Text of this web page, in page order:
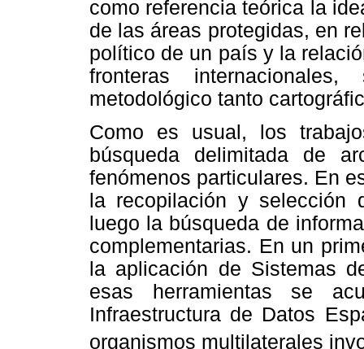
como referencia teórica la
de las áreas protegidas, en
político de un país y la
fronteras
metodológico tanto
Como es usual, los
búsqueda delimitada de
fenómenos particulares. En
la recopilación y selección
luego la búsqueda de
complementarias. En un
la aplicación de Sistemas
esas herramientas se
Infraestructura de Datos
organismos multilaterales